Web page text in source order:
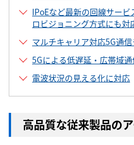
IPoEなど最新の回線サー
ロビジョニング方式にも対
マルチキャリア対応5G通
5Gによる低遅延・広帯域
電波状況の見える化に対応
高品質な従来製品の